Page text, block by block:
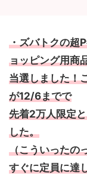
・ズバトクの超
ョッピング用商
当選しました！
が12/6までで
先着2万人限定
した。
（こういったの
すぐに定員に達